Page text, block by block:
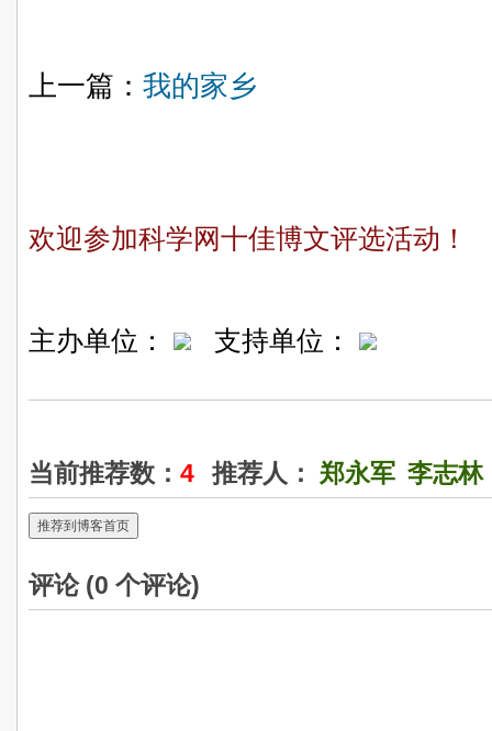
上一篇： 我的家乡
欢迎参加科学网十佳博文评选活动！
主办单位： 支持单位：
当前推荐数： 4 推荐人： 郑永军 李志林
推荐到博客首页
评论 (0 个评论)